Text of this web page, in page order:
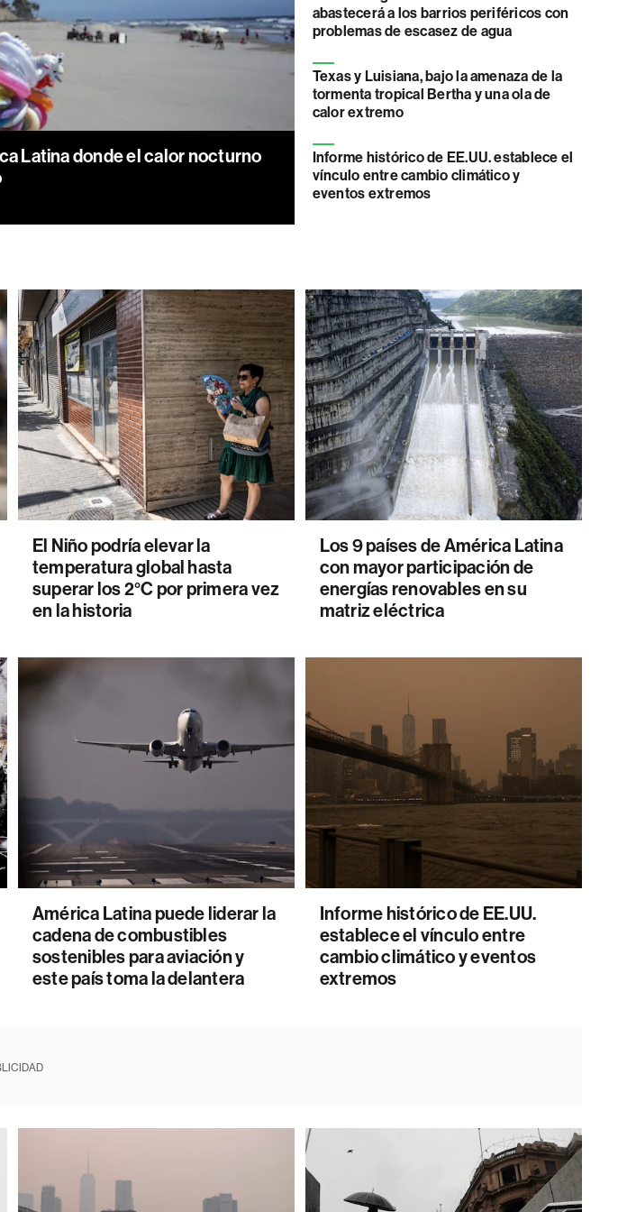
Latina donde el calor nocturno
abastecerá a los barrios periféricos con
problemas de escasez de agua
Texas y Luisiana, bajo la amenaza de la
tormenta tropical Bertha y una ola de
calor extremo
Informe histórico de EE.UU. establece el
vínculo entre cambio climático y
eventos extremos
El Niño podría elevar la
temperatura global hasta
superar los 2°C por primera vez
en la historia
Los 9 países de América Latina
con mayor participación de
energías renovables en su
matriz eléctrica
América Latina puede liderar la
cadena de combustibles
sostenibles para aviación y
este país toma la delantera
Informe histórico de EE.UU.
establece el vínculo entre
cambio climático y eventos
extremos